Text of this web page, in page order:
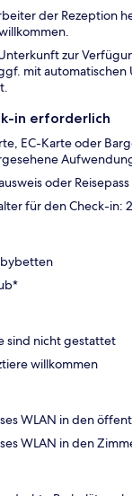
der Rezeption
zur
mit automatischen
in erforderlich
EC-Karte oder
oder
für den Check-in:
sind nicht gestattet
willkommen
WLAN in den
WLAN in den